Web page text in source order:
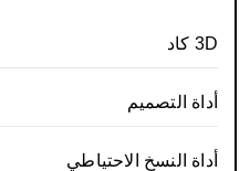
3D كاد
أداة التصميم
أداة النسخ الاحتياطي